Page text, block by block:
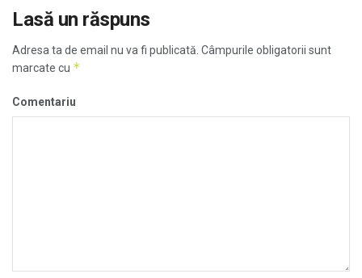
Lasă un răspuns
Adresa ta de email nu va fi publicată. Câmpurile obligatorii sunt
marcate cu *
Comentariu